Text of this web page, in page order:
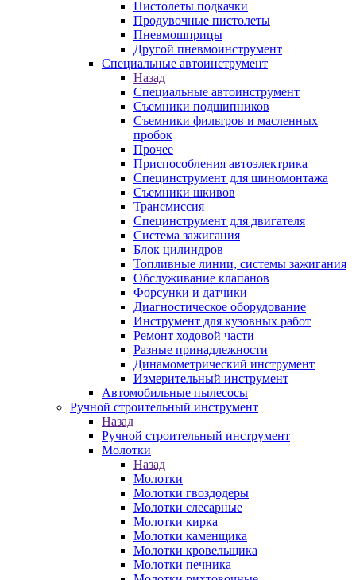
Пистолеты подкачки
Продувочные пистолеты
Пневмошприцы
Другой пневмоинструмент
Специальные автоинструмент
Назад
Специальные автоинструмент
Съемники подшипников
Съемники фильтров и масленных
пробок
Прочее
Приспособления автоэлектрика
Специнструмент для шиномонтажа
Съемники шкивов
Трансмиссия
Специнструмент для двигателя
Система зажигания
Блок цилиндров
Топливные линии, системы зажигания
Обслуживание клапанов
Форсунки и датчики
Диагностическое оборудование
Инструмент для кузовных работ
Ремонт ходовой части
Разные принадлежности
Динамометрический инструмент
Измерительный инструмент
Автомобильные пылесосы
Ручной строительный инструмент
Назад
Ручной строительный инструмент
Молотки
Назад
Молотки
Молотки гвоздодеры
Молотки слесарные
Молотки кирка
Молотки каменщика
Молотки кровельщика
Молотки печника